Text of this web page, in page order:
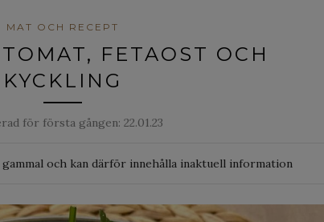
MAT OCH RECEPT
FETAOST OCH
KYCKLING
för första gången: 22.01.23
och kan därför innehålla inaktuell information